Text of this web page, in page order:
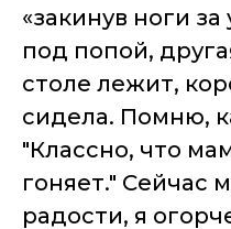
«закинув ноги
под попой,
столе лежит,
сидела. Помню,
"Классно, что
гоняет." Сейчас
радости, я